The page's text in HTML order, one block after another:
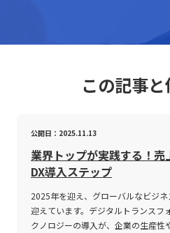
この記事
公開日：2025.11.13
業界トップが実践する！
DX導入ステップ
2025年を迎え、グローバルなビジ
迎えています。デジタルトランスフ
クノロジーの導入が、企業の生産性